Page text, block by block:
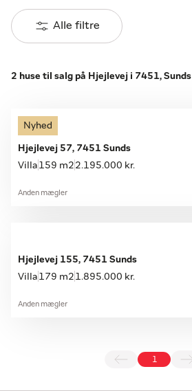
Alle filtre
2 huse til salg på Hjejlevej i 7451, Sunds
Nyhed
Hjejlevej 57, 7451 Sunds
Villa 159 m2 2.195.000 kr.
Anden mægler
Hjejlevej 155, 7451 Sunds
Villa 179 m2 1.895.000 kr.
Anden mægler